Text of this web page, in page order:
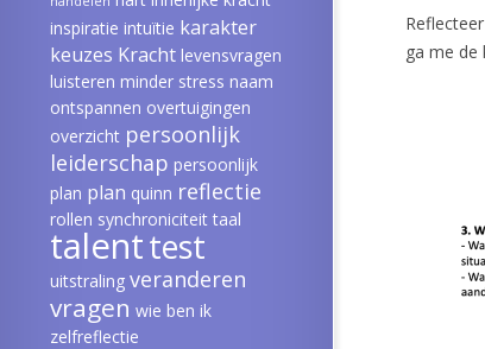
inspiratie intuïtie karakter
keuzes Kracht levensvragen
luisteren minder stress naam
ontspannen overtuigingen
overzicht persoonlijk
leiderschap persoonlijk
plan plan quinn reflectie
rollen synchroniciteit taal
talenttest
uitstraling veranderen
vragen wie ben ik
zelfreflectie
ga me